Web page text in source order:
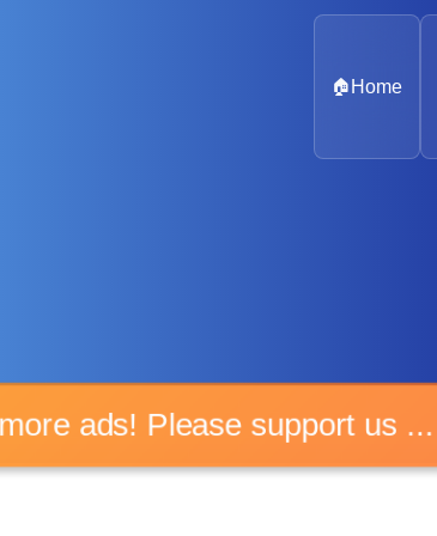
🏠 Home
more ads! Please support us ...